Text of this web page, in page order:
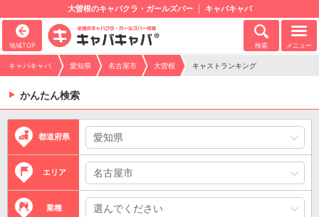
大曽根のキャバクラ・ガールズバー キャバキャバ
地域TOP 検索 メニュー
キャバキャバ 愛知県 名古屋市 大曽根 キャストランキング
かんたん検索
都道府県
エリア
業種